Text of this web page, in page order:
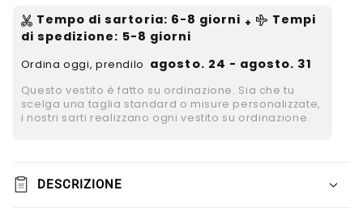
Tempo di sartoria: 6-8 giorni +
Tempi
di spedizione: 5-8 giorni
Ordina oggi, prendilo agosto. 24 - agosto. 31
Questo vestito è fatto su ordinazione. Sia che tu
scelga una taglia standard o misure personalizzate,
i nostri sarti realizzano ogni vestito su ordinazione.
DESCRIZIONE